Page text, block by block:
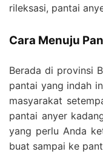
rileksasi, pantai
Cara Menuju
Berada di provinsi
pantai yang indah
masyarakat
pantai anyer
yang perlu Anda
buat sampai ke